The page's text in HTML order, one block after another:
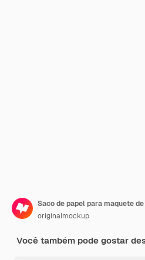
Saco de papel para maquete
originalmockup
Você também pode gostar